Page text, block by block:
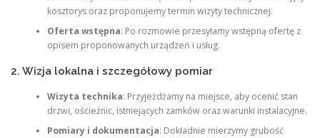
kosztorys oraz proponujemy termin wizyty technicznej.
Oferta wstępna: Po rozmowie przesyłamy wstępną ofertę z
opisem proponowanych urządzeń i usług.
2. Wizja lokalna i szczegółowy pomiar
Wizyta technika: Przyjeżdżamy na miejsce, aby ocenić stan
drzwi, ościeżnic, istniejących zamków oraz warunki instalacyjne.
Pomiary i dokumentacja: Dokładnie mierzymy grubość